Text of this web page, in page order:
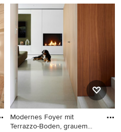
Mittelgroßes Modernes
Foyer mit weißer Wandfarbe,
Terrazzo-Boden, Doppeltür
und weißer Haustür in
Bologna
Modernes Foyer mit
Terrazzo-Boden, grauem